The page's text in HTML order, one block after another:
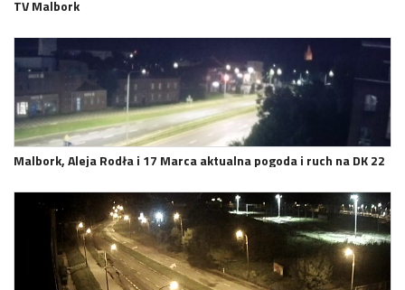
TV Malbork
Malbork, Aleja Rodła i 17 Marca aktualna pogoda i ruch na DK 22